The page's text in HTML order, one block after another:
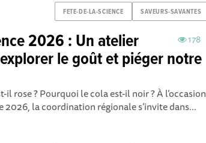
FETE-DE-LA-SCIENCE SAVEURS-SAVANTES
178
2026 : Un atelier
le goût et piéger notre
rose ? Pourquoi le cola est-il noir ? À l’occasion
2026, la coordination régionale s’invite dans...